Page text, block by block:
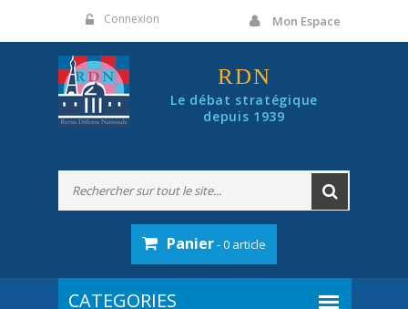
Connexion Mon Espace
RDN
Le débat stratégique
depuis 1939
Panier- 0 article